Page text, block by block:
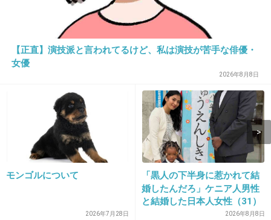
2014/10/10(金) 10:16:35
セカオワはどうしたw
-14
2014/10/10(金) 10:16:41
まじでー？！
深瀬、益若、パーナさん、涙目ー！
【正直】演技派と言われてるけど、私は演技が苦手な俳優・
女優
2026年8月8日
モンゴルについて
2026年7月28日
「黒人の下半身に惹かれて結
婚したんだろ」ケニア人男性
と結婚した日本人女性（31）
に“誹謗中傷”殺到…本人が語
2026年8月8日